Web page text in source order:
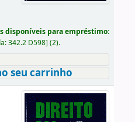
disponíveis para empréstimo:
342.2 D598] (2).
seu carrinho